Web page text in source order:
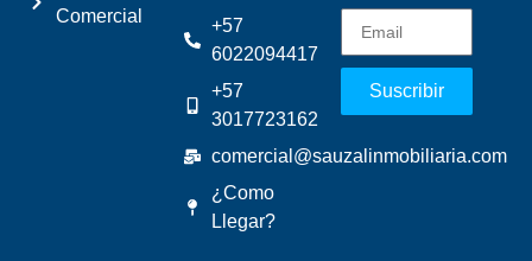
Comercial
+57
6022094417
+57
3017723162
comercial@sauzalinmobiliaria.com
¿Como
Llegar?
Suscribir